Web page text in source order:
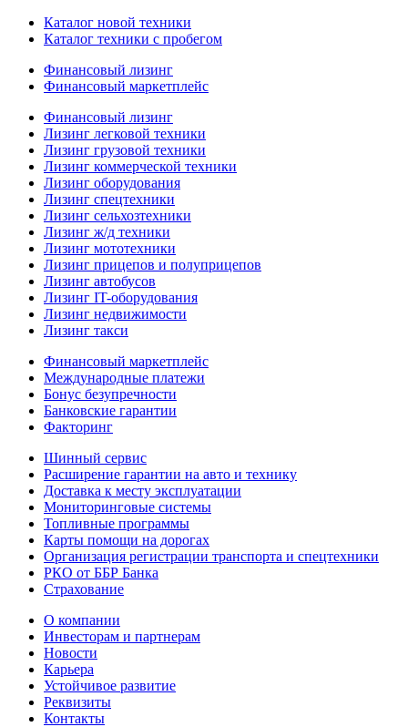
Каталог новой техники
Каталог техники с пробегом
Финансовый лизинг
Финансовый маркетплейс
Финансовый лизинг
Лизинг легковой техники
Лизинг грузовой техники
Лизинг коммерческой техники
Лизинг оборудования
Лизинг спецтехники
Лизинг сельхозтехники
Лизинг ж/д техники
Лизинг мототехники
Лизинг прицепов и полуприцепов
Лизинг автобусов
Лизинг IT-оборудования
Лизинг недвижимости
Лизинг такси
Финансовый маркетплейс
Международные платежи
Бонус безупречности
Банковские гарантии
Факторинг
Шинный сервис
Расширение гарантии на авто и технику
Доставка к месту эксплуатации
Мониторинговые системы
Топливные программы
Карты помощи на дорогах
Организация регистрации транспорта и спецтехники
РКО от ББР Банка
Страхование
О компании
Инвесторам и партнерам
Новости
Карьера
Устойчивое развитие
Реквизиты
Контакты